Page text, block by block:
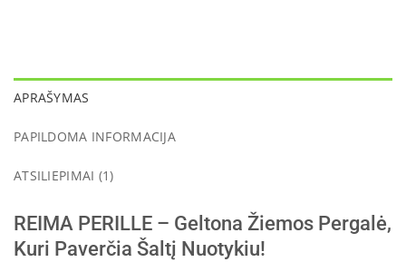
APRAŠYMAS
PAPILDOMA INFORMACIJA
ATSILIEPIMAI (1)
REIMA PERILLE – Geltona Žiemos Pergalė,
Kuri Paverčia Šaltį Nuotykiu!